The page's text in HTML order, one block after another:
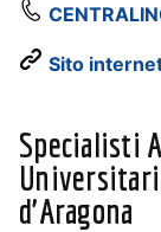
Sito
Specialisti
d’Aragona